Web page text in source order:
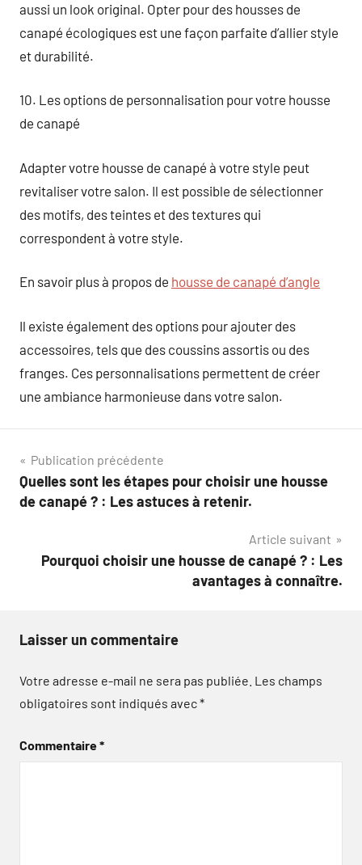
aussi un look original. Opter pour des housses de
canapé écologiques est une façon parfaite d’allier style
et durabilité.
10. Les options de personnalisation pour votre housse
de canapé
Adapter votre housse de canapé à votre style peut
revitaliser votre salon. Il est possible de sélectionner
des motifs, des teintes et des textures qui
correspondent à votre style.
En savoir plus à propos de housse de canapé d’angle
Il existe également des options pour ajouter des
accessoires, tels que des coussins assortis ou des
franges. Ces personnalisations permettent de créer
une ambiance harmonieuse dans votre salon.
Navigation
de
Publication précédente
Quelles sont les étapes pour choisir une housse
de canapé ? : Les astuces à retenir.
Article suivant
Pourquoi choisir une housse de canapé ? : Les
avantages à connaître.
Laisser un commentaire
Votre adresse e-mail ne sera pas publiée. Les champs
obligatoires sont indiqués avec*
Commentaire*